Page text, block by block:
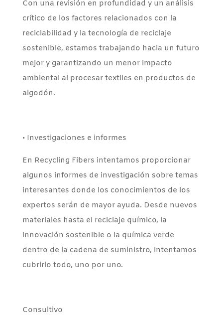
Con una revisión en profundidad y un análisis
crítico de los factores relacionados con la
reciclabilidad y la tecnología de reciclaje
sostenible, estamos trabajando hacia un futuro
mejor y garantizando un menor impacto
ambiental al procesar textiles en productos de
algodón.
• Investigaciones e informes
En Recycling Fibers intentamos proporcionar
algunos informes de investigación sobre temas
interesantes donde los conocimientos de los
expertos serán de mayor ayuda. Desde nuevos
materiales hasta el reciclaje químico, la
innovación sostenible o la química verde
dentro de la cadena de suministro, intentamos
cubrirlo todo, uno por uno.
Consultivo